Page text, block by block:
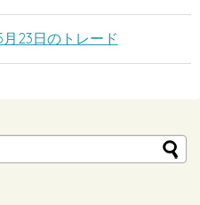
23日のトレード